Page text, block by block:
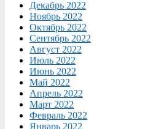
Декабрь 2022
Ноябрь 2022
Октябрь 2022
Сентябрь 2022
Август 2022
Июль 2022
Июнь 2022
Май 2022
Апрель 2022
Март 2022
Февраль 2022
Январь 2022